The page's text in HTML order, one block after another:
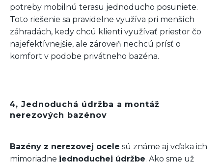
potreby mobilnú terasu jednoducho posuniete.
Toto riešenie sa pravidelne využíva pri menších
záhradách, kedy chcú klienti využívať priestor čo
najefektívnejšie, ale zároveň nechcú prísť o
komfort v podobe privátneho bazéna.
4, Jednoduchá údržba a montáž
nerezových bazénov
Bazény z nerezovej ocele sú známe aj vďaka ich
mimoriadne jednoduchej údržbe. Ako sme už